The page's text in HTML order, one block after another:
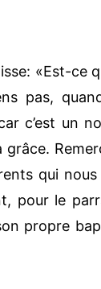
«Est-ce
pas,
c’est un
qui
pour le
propre